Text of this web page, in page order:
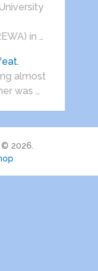
in …
almost
was …
2026.